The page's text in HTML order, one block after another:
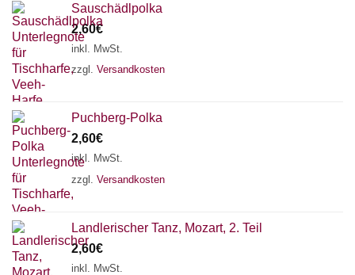
Sauschädlpolka
2,60€
inkl. MwSt.
zzgl. Versandkosten
Puchberg-Polka
2,60€
inkl. MwSt.
zzgl. Versandkosten
Landlerischer Tanz, Mozart, 2. Teil
2,60€
inkl. MwSt.
Chat Support
18 SAITEN